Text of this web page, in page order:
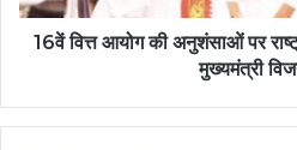
16वें वित्त आयोग की अनुशंसाओं पर
मुख्यमंत्री